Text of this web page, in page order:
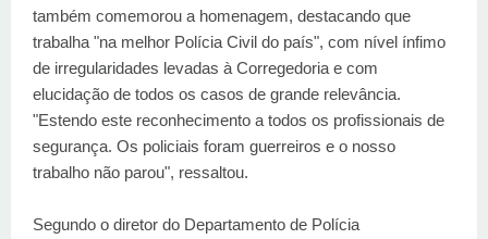
também comemorou a homenagem, destacando que
trabalha "na melhor Polícia Civil do país", com nível ínfimo
de irregularidades levadas à Corregedoria e com
elucidação de todos os casos de grande relevância.
"Estendo este reconhecimento a todos os profissionais de
segurança. Os policiais foram guerreiros e o nosso
trabalho não parou", ressaltou.
Segundo o diretor do Departamento de Polícia